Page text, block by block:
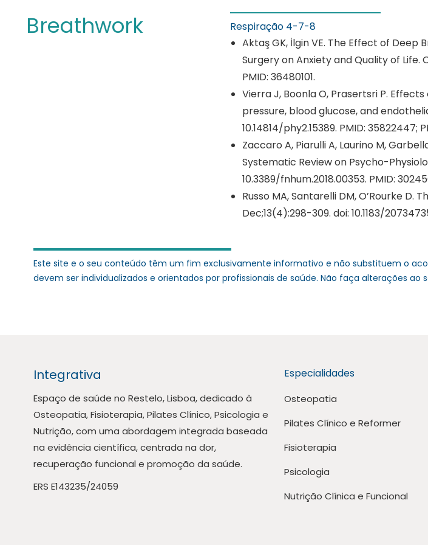
Breathwork
Respiração 4-7-8
Aktaş GK, İlgin VE. The Effect of
Surgery on Anxiety and Quality of Life.
PMID: 36480101.
Vierra J, Boonla O, Prasertsri P.
pressure, blood glucose, and
10.14814/phy2.15389. PMID: 35822447;
Zaccaro A, Piarulli A, Laurino M,
Systematic Review on Psycho-
10.3389/fnhum.2018.00353. PMID:
Russo MA, Santarelli DM, O’Rourke
Dec;13(4):298-309. doi: 10.1183/
Este site e o seu conteúdo têm um fim exclusivamente informativo e não substituem o
devem ser individualizados e orientados por profissionais de saúde. Não faça alterações
Integrativa
Espaço de saúde no Restelo, Lisboa, dedicado à
Osteopatia, Fisioterapia, Pilates Clínico, Psicologia e
Nutrição, com uma abordagem integrada baseada
na evidência científica, centrada na dor,
recuperação funcional e promoção da saúde.
ERS E143235/24059
Especialidades
Osteopatia
Pilates Clínico e Reformer
Fisioterapia
Psicologia
Nutrição Clínica e Funcional